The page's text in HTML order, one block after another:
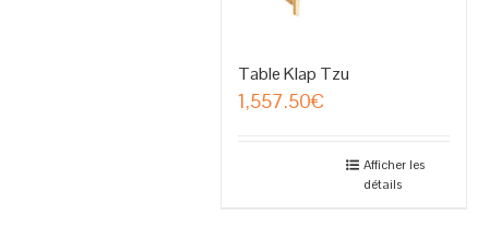
Table Klap Tzu
1,557.50€
Afficher les
détails